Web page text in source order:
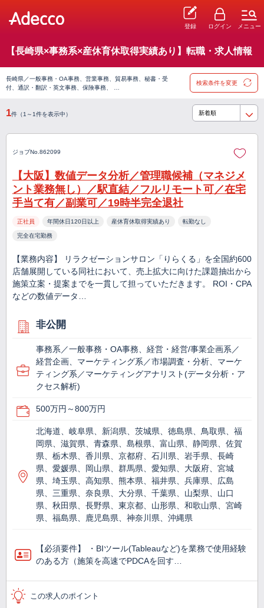
登録 ログイン メニュー
【長崎県×事務系×産休育休取得実績あり】転職・求人情報
長崎県／一般事務・OA事務、営業事務、貿易事務、秘書・受
付、通訳・翻訳・英文事務、保険事務、 …
検索条件を変更
1件（1～1件を表示中）
ジョブNo.862099
【大阪】数値データ分析／管理職候補（マネジメ
ント業務無し）／駅直結／フルリモート可／在宅
手当て有／副業可／19時半完全退社
正社員 年間休日120日以上 産休育休取得実績あり 転勤なし
完全在宅勤務
【業務内容】 リラクゼーションサロン「りらくる」を全国約600
店舗展開している同社において、売上拡大に向けた課題抽出から
施策立案・提案までを一貫して担っていただきます。 ROI・CPA
などの数値データ…
非公開
事務系／一般事務・OA事務、経営・経営/事業企画系／
経営企画、マーケティング系／市場調査・分析、マーケ
ティング系／マーケティングアナリスト(データ分析・ア
クセス解析)
500万円～800万円
北海道、岐阜県、新潟県、茨城県、徳島県、鳥取県、福
岡県、滋賀県、青森県、島根県、富山県、静岡県、佐賀
県、栃木県、香川県、京都府、石川県、岩手県、長崎
県、愛媛県、岡山県、群馬県、愛知県、大阪府、宮城
県、埼玉県、高知県、熊本県、福井県、兵庫県、広島
県、三重県、奈良県、大分県、千葉県、山梨県、山口
県、秋田県、長野県、東京都、山形県、和歌山県、宮崎
県、福島県、鹿児島県、神奈川県、沖縄県
【必須要件】 ・BIツール(Tableauなど)を業務で使⽤経験
のある方（施策を高速でPDCAを回す…
この求人のポイント